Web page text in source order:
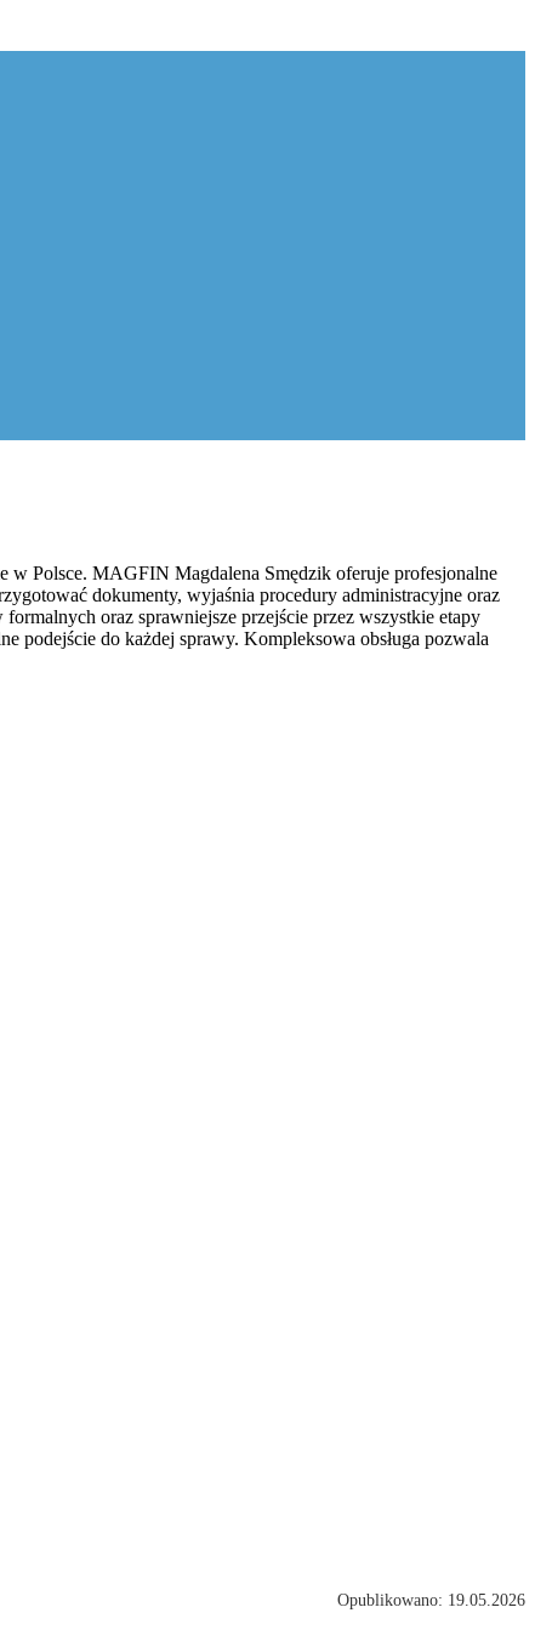
w Polsce. MAGFIN Magdalena Smędzik oferuje profesjonalne
dokumenty, wyjaśnia procedury administracyjne oraz
oraz sprawniejsze przejście przez wszystkie etapy
do każdej sprawy. Kompleksowa obsługa pozwala
Opublikowano: 19.05.2026